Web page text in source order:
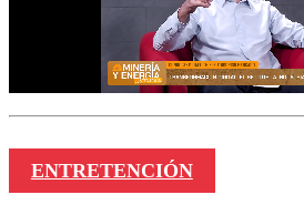
ENTRETENCIÓN